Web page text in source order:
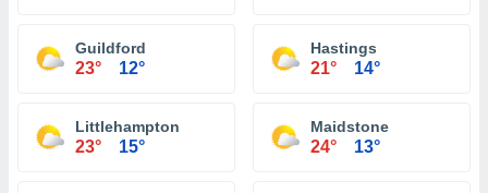
Guildford
23° 12°
Hastings
21° 14°
Littlehampton
23° 15°
Maidstone
24° 13°